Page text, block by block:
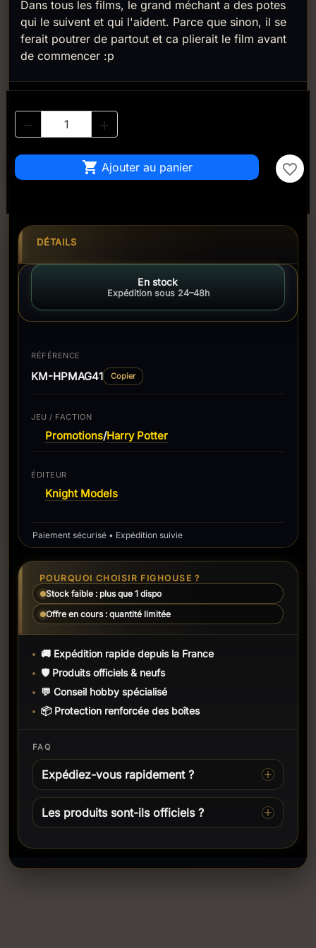
Dans tous les films, le grand méchant a des potes
qui le suivent et qui l'aident. Parce que sinon, il se
ferait poutrer de partout et ca plierait le film avant
de commencer :p
 
 Ajouter au panier favorite_border
DÉTAILS
En stock
Expédition sous 24–48h
RÉFÉRENCE
KM-HPMAG41 Copier
JEU / FACTION
Promotions/Harry Potter
ÉDITEUR
Knight Models
Paiement sécurisé • Expédition suivie
POURQUOI CHOISIR FIGHOUSE ?
Stock faible : plus que 1 dispo
Offre en cours : quantité limitée
🚚 Expédition rapide depuis la France
🛡️ Produits officiels & neufs
💬 Conseil hobby spécialisé
📦 Protection renforcée des boîtes
FAQ
Expédiez-vous rapidement ?
Les produits sont-ils officiels ?